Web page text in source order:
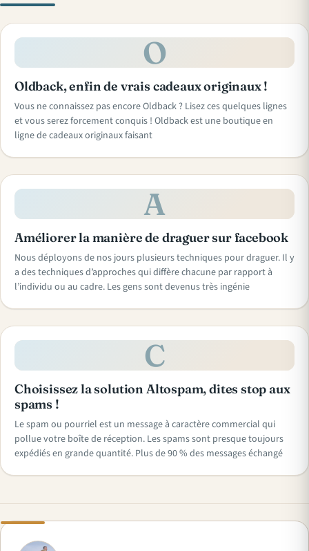
O
Oldback, enfin de vrais cadeaux originaux !
Vous ne connaissez pas encore Oldback ? Lisez ces quelques lignes
et vous serez forcement conquis ! Oldback est une boutique en
ligne de cadeaux originaux faisant
A
Améliorer la manière de draguer sur facebook
Nous déployons de nos jours plusieurs techniques pour draguer. Il y
a des techniques d’approches qui diffère chacune par rapport à
l’individu ou au cadre. Les gens sont devenus très ingénie
C
Choisissez la solution Altospam, dites stop aux
spams !
Le spam ou pourriel est un message à caractère commercial qui
pollue votre boîte de réception. Les spams sont presque toujours
expédiés en grande quantité. Plus de 90 % des messages échangé